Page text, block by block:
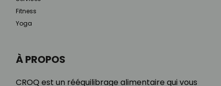
À PROPOS
CROQ est un rééquilibrage alimentaire qui vous
Fitness
Yoga